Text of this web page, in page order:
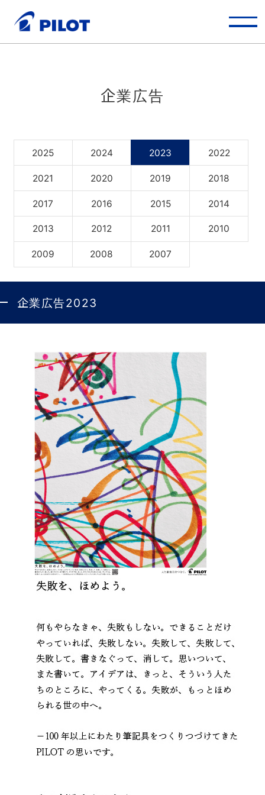
製品情報
企業情報
採用情報
よくある質問
よくある質問トップ
ボールペン
シャープペンシル
万年筆
多機能ペン
フリクションシリーズ
サインペン・マーカー
修正テープ
磁気ボード
個人情報保護方針
アクセス情報の取扱いについて
閲覧環境について
サイトマップ
企業広告
2025 2024 2023 2022
2021 2020 2019 2018
2017 2016 2015 2014
2013 2012 2011 2010
2009 2008 2007
企業広告2023